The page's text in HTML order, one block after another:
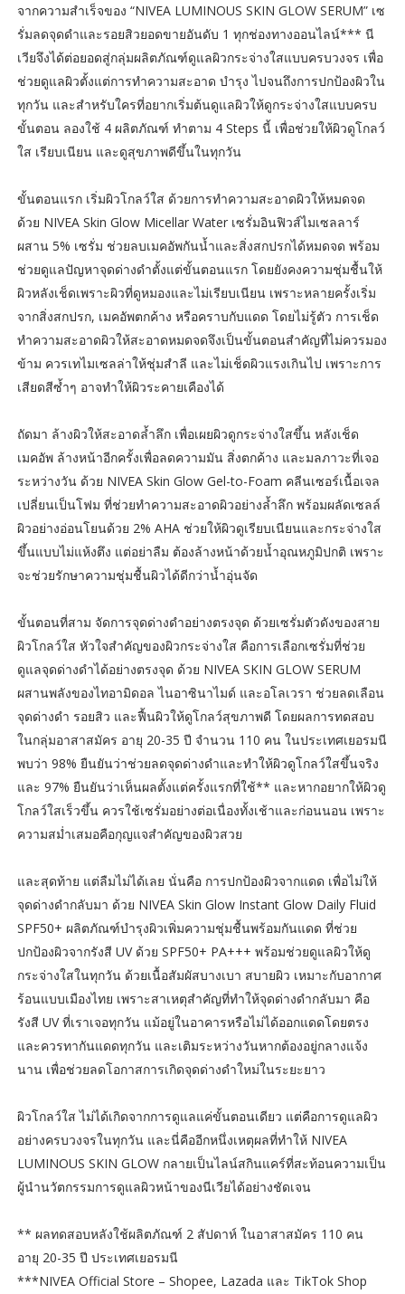
จากความสำเร็จของ “NIVEA LUMINOUS SKIN GLOW SERUM” เซ
รั่มลดจุดดำและรอยสิวยอดขายอันดับ 1 ทุกช่องทางออนไลน์*** นี
เวียจึงได้ต่อยอดสู่กลุ่มผลิตภัณฑ์ดูแลผิวกระจ่างใสแบบครบวงจร เพื่อ
ช่วยดูแลผิวตั้งแต่การทำความสะอาด บำรุง ไปจนถึงการปกป้องผิวใน
ทุกวัน และสำหรับใครที่อยากเริ่มต้นดูแลผิวให้ดูกระจ่างใสแบบครบ
ขั้นตอน ลองใช้ 4 ผลิตภัณฑ์ ทำตาม 4 Steps นี้ เพื่อช่วยให้ผิวดูโกลว์
ใส เรียบเนียน และดูสุขภาพดีขึ้นในทุกวัน
ขั้นตอนแรก เริ่มผิวโกลว์ใส ด้วยการทำความสะอาดผิวให้หมดจด
ด้วย NIVEA Skin Glow Micellar Water เซรั่มอินฟิวส์ไมเซลลาร์
ผสาน 5% เซรั่ม ช่วยลบเมคอัพกันน้ำและสิ่งสกปรกได้หมดจด พร้อม
ช่วยดูแลปัญหาจุดด่างดำตั้งแต่ขั้นตอนแรก โดยยังคงความชุ่มชื้นให้
ผิวหลังเช็ดเพราะผิวที่ดูหมองและไม่เรียบเนียน เพราะหลายครั้งเริ่ม
จากสิ่งสกปรก, เมคอัพตกค้าง หรือคราบกับแดด โดยไม่รู้ตัว การเช็ด
ทำความสะอาดผิวให้สะอาดหมดจดจึงเป็นขั้นตอนสำคัญที่ไม่ควรมอง
ข้าม ควรเทไมเซลล่าให้ชุ่มสำลี และไม่เช็ดผิวแรงเกินไป เพราะการ
เสียดสีซ้ำๆ อาจทำให้ผิวระคายเคืองได้
ถัดมา ล้างผิวให้สะอาดล้ำลึก เพื่อเผยผิวดูกระจ่างใสขึ้น หลังเช็ด
เมคอัพ ล้างหน้าอีกครั้งเพื่อลดความมัน สิ่งตกค้าง และมลภาวะที่เจอ
ระหว่างวัน ด้วย NIVEA Skin Glow Gel-to-Foam คลีนเซอร์เนื้อเจล
เปลี่ยนเป็นโฟม ที่ช่วยทำความสะอาดผิวอย่างล้ำลึก พร้อมผลัดเซลล์
ผิวอย่างอ่อนโยนด้วย 2% AHA ช่วยให้ผิวดูเรียบเนียนและกระจ่างใส
ขึ้นแบบไม่แห้งตึง แต่อย่าลืม ต้องล้างหน้าด้วยน้ำอุณหภูมิปกติ เพราะ
จะช่วยรักษาความชุ่มชื้นผิวได้ดีกว่าน้ำอุ่นจัด
ขั้นตอนที่สาม จัดการจุดด่างดำอย่างตรงจุด ด้วยเซรั่มตัวดังของสาย
ผิวโกลว์ใส หัวใจสำคัญของผิวกระจ่างใส คือการเลือกเซรั่มที่ช่วย
ดูแลจุดด่างดำได้อย่างตรงจุด ด้วย NIVEA SKIN GLOW SERUM
ผสานพลังของไทอามิดอล ไนอาซินาไมด์ และอโลเวรา ช่วยลดเลือน
จุดด่างดำ รอยสิว และฟื้นผิวให้ดูโกลว์สุขภาพดี โดยผลการทดสอบ
ในกลุ่มอาสาสมัคร อายุ 20-35 ปี จำนวน 110 คน ในประเทศเยอรมนี
พบว่า 98% ยืนยันว่าช่วยลดจุดด่างดำและทำให้ผิวดูโกลว์ใสขึ้นจริง
และ 97% ยืนยันว่าเห็นผลตั้งแต่ครั้งแรกที่ใช้** และหากอยากให้ผิวดู
โกลว์ใสเร็วขึ้น ควรใช้เซรั่มอย่างต่อเนื่องทั้งเช้าและก่อนนอน เพราะ
ความสม่ำเสมอคือกุญแจสำคัญของผิวสวย
และสุดท้าย แต่ลืมไม่ได้เลย นั่นคือ การปกป้องผิวจากแดด เพื่อไม่ให้
จุดด่างดำกลับมา ด้วย NIVEA Skin Glow Instant Glow Daily Fluid
SPF50+ ผลิตภัณฑ์บำรุงผิวเพิ่มความชุ่มชื้นพร้อมกันแดด ที่ช่วย
ปกป้องผิวจากรังสี UV ด้วย SPF50+ PA+++ พร้อมช่วยดูแลผิวให้ดู
กระจ่างใสในทุกวัน ด้วยเนื้อสัมผัสบางเบา สบายผิว เหมาะกับอากาศ
ร้อนแบบเมืองไทย เพราะสาเหตุสำคัญที่ทำให้จุดด่างดำกลับมา คือ
รังสี UV ที่เราเจอทุกวัน แม้อยู่ในอาคารหรือไม่ได้ออกแดดโดยตรง
และควรทากันแดดทุกวัน และเติมระหว่างวันหากต้องอยู่กลางแจ้ง
นาน เพื่อช่วยลดโอกาสการเกิดจุดด่างดำใหม่ในระยะยาว
ผิวโกลว์ใส ไม่ได้เกิดจากการดูแลแค่ขั้นตอนเดียว แต่คือการดูแลผิว
อย่างครบวงจรในทุกวัน และนี่คืออีกหนึ่งเหตุผลที่ทำให้ NIVEA
LUMINOUS SKIN GLOW กลายเป็นไลน์สกินแคร์ที่สะท้อนความเป็น
ผู้นำนวัตกรรมการดูแลผิวหน้าของนีเวียได้อย่างชัดเจน
** ผลทดสอบหลังใช้ผลิตภัณฑ์ 2 สัปดาห์ ในอาสาสมัคร 110 คน
อายุ 20-35 ปี ประเทศเยอรมนี
***NIVEA Official Store – Shopee, Lazada และ TikTok Shop